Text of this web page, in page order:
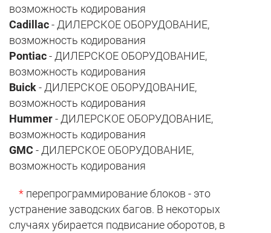
возможность кодирования
Cadillac- ДИЛЕРСКОЕ ОБОРУДОВАНИЕ,
возможность кодирования
Pontiac- ДИЛЕРСКОЕ ОБОРУДОВАНИЕ,
возможность кодирования
Buick- ДИЛЕРСКОЕ ОБОРУДОВАНИЕ,
возможность кодирования
Hummer- ДИЛЕРСКОЕ ОБОРУДОВАНИЕ,
возможность кодирования
GMC - ДИЛЕРСКОЕ ОБОРУДОВАНИЕ,
возможность кодирования
* перепрограммирование блоков - это
устранение заводских багов. В некоторых
случаях убирается подвисание оборотов, в